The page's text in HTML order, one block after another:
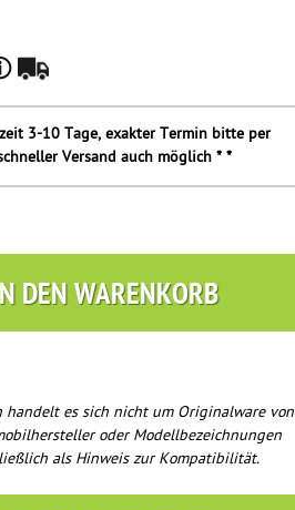
3-10 Tage, exakter Termin bitte per
Versand auch möglich * *
DEN WARENKORB
handelt es sich nicht um Originalware von
oder Modellbezeichnungen
als Hinweis zur Kompatibilität.